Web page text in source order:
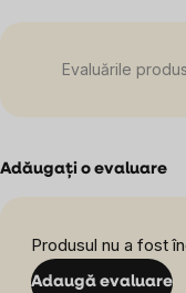
Evaluările
Adăugaţi o evaluare
Produsul nu a fost
Adaugă evaluare